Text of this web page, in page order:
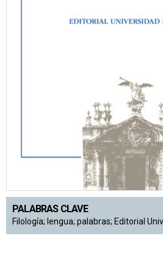
PALABRAS CLAVE
Filología; lengua; palabras; Editorial